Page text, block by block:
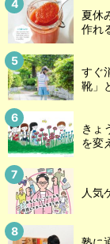
夏休
作れ
すぐ
靴」
きょ
を変
人気